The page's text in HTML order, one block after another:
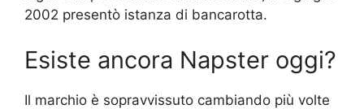
2002 presentò istanza di bancarotta.
Esiste ancora Napster oggi?
Il marchio è sopravvissuto cambiando più volte